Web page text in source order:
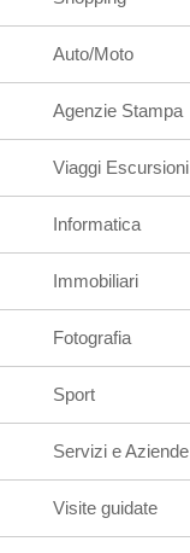
Auto/Moto
Agenzie Stampa
Viaggi Escursioni
Informatica
Immobiliari
Fotografia
Sport
Servizi e Aziende
Visite guidate